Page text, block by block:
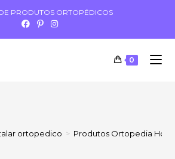
PRODUTOS ORTOPÉDICOS
0
ortopedico > Produtos Ortopedia